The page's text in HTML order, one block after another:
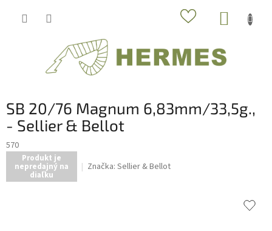
SB 20/76 Magnum 6,83mm/33,5g.,
- Sellier & Bellot
570
Produkt je
nepredajný na
diaľku
Značka: Sellier & Bellot